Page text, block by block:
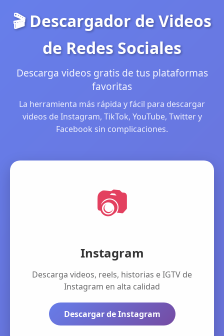
🎬 Descargador de Videos
de Redes Sociales
Descarga videos gratis de tus plataformas
favoritas
La herramienta más rápida y fácil para descargar
videos de Instagram, TikTok, YouTube, Twitter y
Facebook sin complicaciones.
📷
Instagram
Descarga videos, reels, historias e IGTV de
Instagram en alta calidad
Descargar de Instagram